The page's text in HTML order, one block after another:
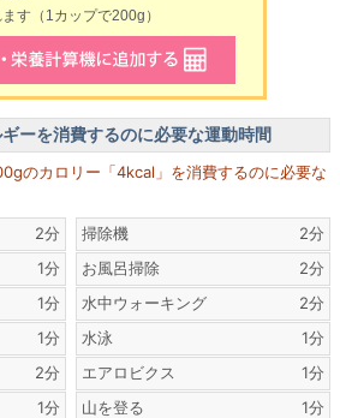
す（1カップで200g）
ーを消費するのに必要な運動時間
のカロリー「4kcal」を消費するのに必要な
2分
1分
1分
1分
2分
1分
掃除機
2分
お風呂掃除
2分
水中ウォーキング
2分
水泳
1分
エアロビクス
1分
山を登る
1分